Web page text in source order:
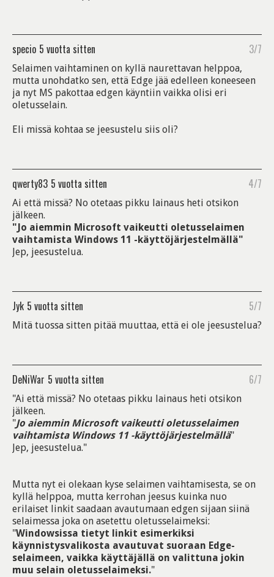
specio 5 vuotta sitten 3/7
Selaimen vaihtaminen on kyllä naurettavan helppoa,
mutta unohdatko sen, että Edge jää edelleen koneeseen
ja nyt MS pakottaa edgen käyntiin vaikka olisi eri
oletusselain.
Eli missä kohtaa se jeesustelu siis oli?
qwerty83 5 vuotta sitten 4/7
Ai että missä? No otetaas pikku lainaus heti otsikon
jälkeen.
"Jo aiemmin Microsoft vaikeutti oletusselaimen
vaihtamista Windows 11 -käyttöjärjestelmällä"
Jep, jeesustelua.
Jyk 5 vuotta sitten 5/7
Mitä tuossa sitten pitää muuttaa, että ei ole jeesustelua?
DeNiWar 5 vuotta sitten 6/7
"Ai että missä? No otetaas pikku lainaus heti otsikon
jälkeen.
"Jo aiemmin Microsoft vaikeutti oletusselaimen
vaihtamista Windows 11 -käyttöjärjestelmällä"
Jep, jeesustelua."
Mutta nyt ei olekaan kyse selaimen vaihtamisesta, se on
kyllä helppoa, mutta kerrohan jeesus kuinka nuo
erilaiset linkit saadaan avautumaan edgen sijaan siinä
selaimessa joka on asetettu oletusselaimeksi:
"Windowsissa tietyt linkit esimerkiksi
käynnistysvalikosta avautuvat suoraan Edge-
selaimeen, vaikka käyttäjällä on valittuna jokin
muu selain oletusselaimeksi."